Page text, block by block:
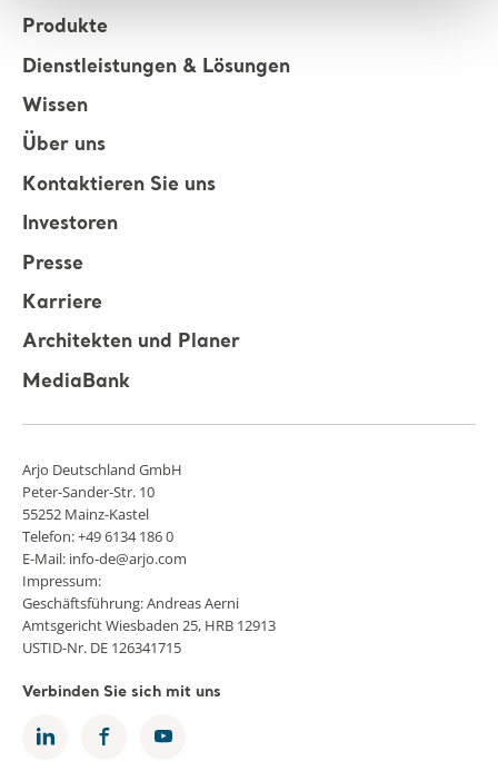
Produkte
Dienstleistungen & Lösungen
Wissen
Über uns
Kontaktieren Sie uns
Investoren
Presse
Karriere
Architekten und Planer
MediaBank
Arjo Deutschland GmbH
Peter-Sander-Str. 10
55252 Mainz-Kastel
Telefon: +49 6134 186 0
E-Mail: info-de@arjo.com
Impressum:
Geschäftsführung: Andreas Aerni
Amtsgericht Wiesbaden 25, HRB 12913
USTID-Nr. DE 126341715
Verbinden Sie sich mit uns